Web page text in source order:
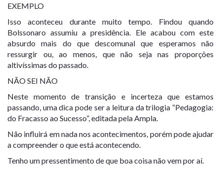
EXEMPLO
Isso aconteceu durante muito tempo. Findou quando
Bolssonaro assumiu a presidência. Ele acabou com este
absurdo mais do que descomunal que esperamos não
ressurgir ou, ao menos, que não seja nas proporções
altivíssimas do passado.
NÃO SEI NÃO
Neste momento de transição e incerteza que estamos
passando, uma dica pode ser a leitura da trilogia “Pedagogia:
do Fracasso ao Sucesso”, editada pela Ampla.
Não influirá em nada nos acontecimentos, porém pode ajudar
a compreender o que está acontecendo.
Tenho um pressentimento de que boa coisa não vem por aí.